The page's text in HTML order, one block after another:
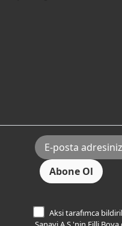
Aksi tarafımca